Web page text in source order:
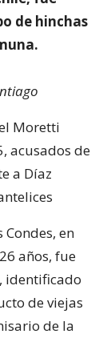
de hinchas
Moretti
acusados de
a Díaz
Condes, en
años, fue
identificado
de viejas
de la